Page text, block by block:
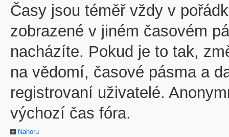
Časy jsou téměř vždy v
zobrazené v jiném časovém
nacházíte. Pokud je to tak,
na vědomí, časové pásma a
registrovaní uživatelé.
výchozí čas fóra.
Nahoru